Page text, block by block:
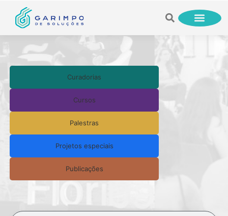
Curadorias
Cursos
Palestras
Projetos especiais
Publicações